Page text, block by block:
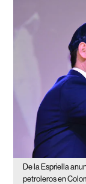
De la Espriella
petroleros en